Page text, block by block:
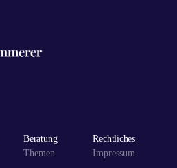
Beratung
Themen
Rechtliches
Impressum